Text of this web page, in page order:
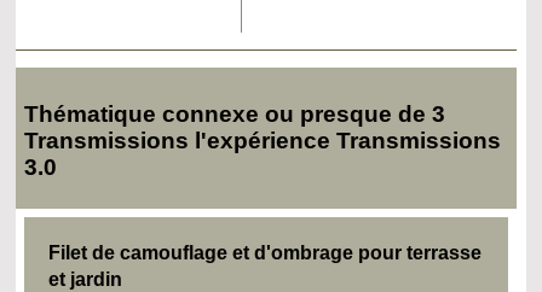
Thématique connexe ou presque de 3
Transmissions l'expérience Transmissions
3.0
Filet de camouflage et d'ombrage pour terrasse
et jardin